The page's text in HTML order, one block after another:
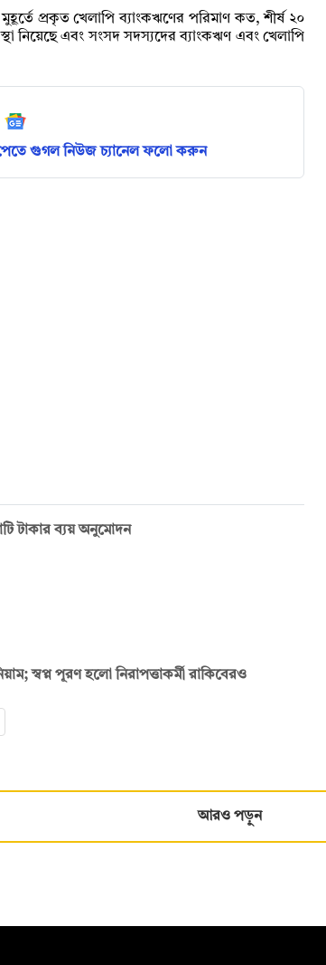
প্রকৃত খেলাপি ব্যাংকঋণের পরিমাণ কত, শীর্ষ ২০
নিয়েছে এবং সংসদ সদস্যদের ব্যাংকঋণ এবং খেলাপি
গুগল নিউজ চ্যানেল ফলো করুন
টাকার ব্যয় অনুমোদন
স্বপ্ন পূরণ হলো নিরাপত্তাকর্মী রাকিবেরও
আরও পড়ুন